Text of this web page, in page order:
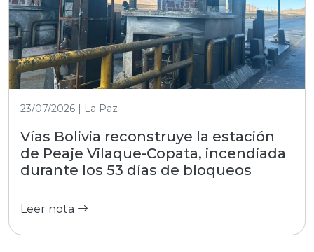
23/07/2026 | La Paz
Vías Bolivia reconstruye la estación
de Peaje Vilaque-Copata, incendiada
durante los 53 días de bloqueos
Leer nota